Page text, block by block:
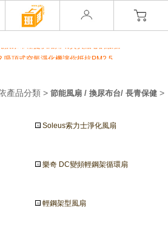
灣精品獎超省電的負離子節能風扇
司廁所~馬桶座墊紙讓您如廁更安心
吸頂式空氣淨化機讓你抵抗PM2.5
動紅外線測溫儀(附立架) 預購訂單
過可有效抑制COVID-19的神器
司廁所~馬桶座墊紙讓您如廁更安心
咖啡機Schaerer Coffee Art Plus 全自
產品分類 > 節能風扇 / 換尿布台/ 長青保健 >
Soleus索力士淨化風扇
樂奇 DC變頻輕鋼架循環扇
輕鋼架型風扇